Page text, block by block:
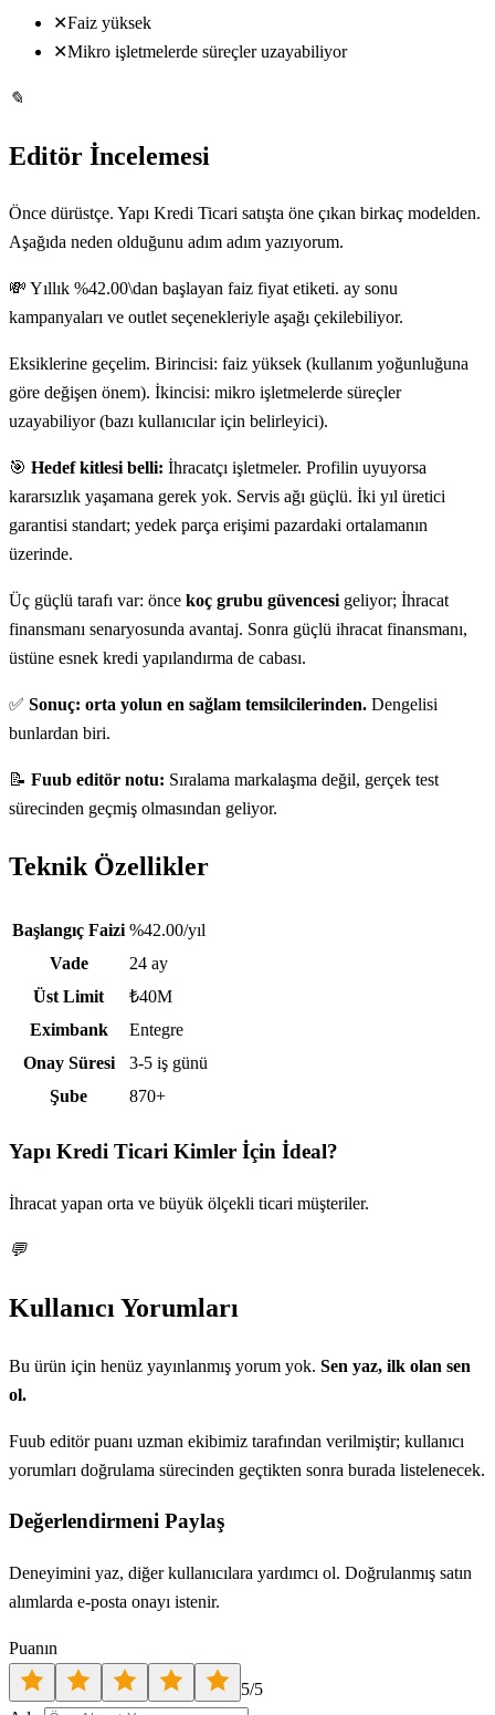
✕Faiz yüksek
✕Mikro işletmelerde süreçler uzayabiliyor
✎
Editör İncelemesi
Önce dürüstçe. Yapı Kredi Ticari satışta öne çıkan birkaç modelden.
Aşağıda neden olduğunu adım adım yazıyorum.
💸 Yıllık %42.00\dan başlayan faiz fiyat etiketi. ay sonu
kampanyaları ve outlet seçenekleriyle aşağı çekilebiliyor.
Eksiklerine geçelim. Birincisi: faiz yüksek (kullanım yoğunluğuna
göre değişen önem). İkincisi: mikro işletmelerde süreçler
uzayabiliyor (bazı kullanıcılar için belirleyici).
🎯 Hedef kitlesi belli: İhracatçı işletmeler. Profilin uyuyorsa
kararsızlık yaşamana gerek yok. Servis ağı güçlü. İki yıl üretici
garantisi standart; yedek parça erişimi pazardaki ortalamanın
üzerinde.
Üç güçlü tarafı var: önce koç grubu güvencesigeliyor; İhracat
finansmanı senaryosunda avantaj. Sonra güçlü ihracat finansmanı,
üstüne esnek kredi yapılandırma de cabası.
✅ Sonuç: orta yolun en sağlam temsilcilerinden. Dengelisi
bunlardan biri.
📝 Fuub editör notu: Sıralama markalaşma değil, gerçek test
sürecinden geçmiş olmasından geliyor.
Teknik Özellikler
Teknik özellikler
Başlangıç Faizi %42.00/yıl
Vade
24 ay
Üst Limit
₺40M
Eximbank
Entegre
Onay Süresi
3-5 iş günü
Şube
870+
Yapı Kredi Ticari Kimler İçin İdeal?
İhracat yapan orta ve büyük ölçekli ticari müşteriler.
💬
Kullanıcı Yorumları
Bu ürün için henüz yayınlanmış yorum yok. Sen yaz, ilk olan sen
ol.
Fuub editör puanı uzman ekibimiz tarafından verilmiştir; kullanıcı
yorumları doğrulama sürecinden geçtikten sonra burada listelenecek.
Değerlendirmeni Paylaş
Deneyimini yaz, diğer kullanıcılara yardımcı ol. Doğrulanmış satın
alımlarda e-posta onayı istenir.
Puanın
5/5